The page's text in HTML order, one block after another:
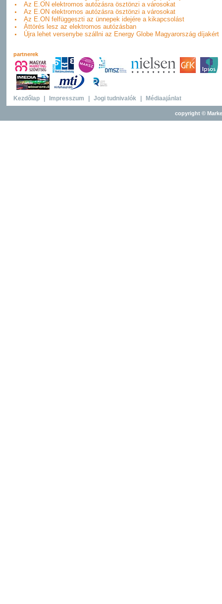
Az E.ON elektromos autózásra ösztönzi a városokat
Az E.ON elektromos autózásra ösztönzi a városokat
Az E.ON felfüggeszti az ünnepek idejére a kikapcsolást
Áttörés lesz az elektromos autózásban
Újra lehet versenybe szállni az Energy Globe Magyarország díjakért
partnerek
Kezdőlap Impresszum Jogi tudnivalók Médiaajánlat
copyright ©